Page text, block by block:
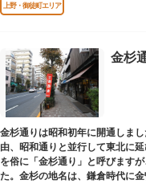
上野・御徒町エリア
金杉
金杉通りは昭和初年に開通しま
由、昭和通りと並行して東北に
を俗に「金杉通り」と呼びます
た。金杉の地名は、鎌倉時代に